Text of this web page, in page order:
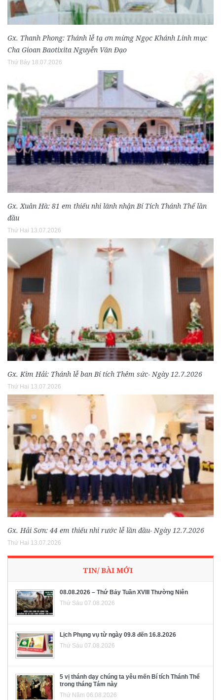
Gx. Thanh Phong: Thánh lễ tạ ơn mừng Ngọc Khánh Linh mục
Cha Gioan Baotixita Nguyễn Văn Đạo
Thứ Bảy 18.07.2026
Gx. Xuân Hà: 81 em thiếu nhi lãnh nhận Bí Tích Thánh Thể lần
đầu
Thứ Hai 13.07.2026
Gx. Kim Hải: Thánh lễ ban Bí tích Thêm sức- Ngày 12.7.2026
Thứ Hai 13.07.2026
Gx. Hải Sơn: 44 em thiếu nhi rước lễ lần đầu- Ngày 12.7.2026
Thứ Hai 13.07.2026
TIN/ BÀI MỚI
08.08.2026 – Thứ Bảy Tuần XVIII Thường Niên
Thứ Sáu 07.08.2026
Lịch Phụng vụ từ ngày 09.8 đến 16.8.2026
Thứ Sáu 07.08.2026
5 vị thánh dạy chúng ta yêu mến Bí tích Thánh Thể
trong tháng Tám này
Thứ Năm 06.08.2026